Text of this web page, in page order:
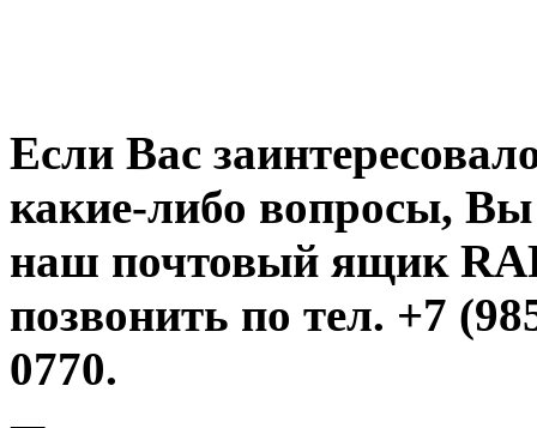
Если Вас
какие-либо вопросы,
наш почтовый ящик
позвонить по тел. +7
0770.